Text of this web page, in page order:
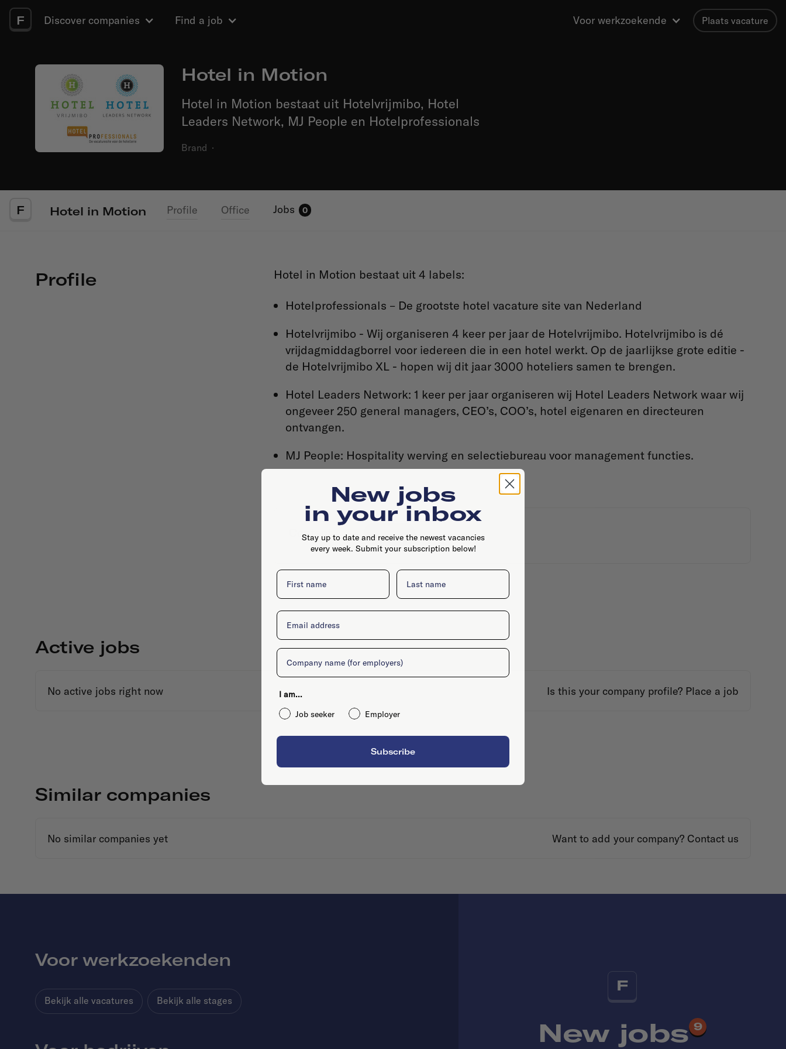
F Discover companies Find a job Voor werkzoekende Plaats vacature
Hotel in Motion
Hotel in Motion bestaat uit Hotelvrijmibo, Hotel
Leaders Network, MJ People en Hotelprofessionals
Brand ·
F Hotel in Motion Profile Office Jobs 0
Profile Hotel in Motion bestaat uit 4 labels:
Hotelprofessionals – De grootste hotel vacature site van Nederland
Hotelvrijmibo - Wij organiseren 4 keer per jaar de Hotelvrijmibo. Hotelvrijmibo is dé
vrijdagmiddagborrel voor iedereen die in een hotel werkt. Op de jaarlijkse grote editie -
de Hotelvrijmibo XL - hopen wij dit jaar 3000 hoteliers samen te brengen.
Hotel Leaders Network: 1 keer per jaar organiseren wij Hotel Leaders Network waar wij
ongeveer 250 general managers, CEO’s, COO’s, hotel eigenaren en directeuren
ontvangen.
MJ People: Hospitality werving en selectiebureau voor management functies.
Contact Website
Active jobs
No active jobs right now Is this your company profile? Place a job
Similar companies
No similar companies yet Want to add your company? Contact us
F
New jobs 9
Voor werkzoekenden
Bekijk alle vacatures Bekijk alle stages
New jobs
in your inbox
Stay up to date and receive the newest vacancies
every week. Submit your subscription below!
First name Last name
Email
Company
I am...
Job seeker
Employer
Subscribe